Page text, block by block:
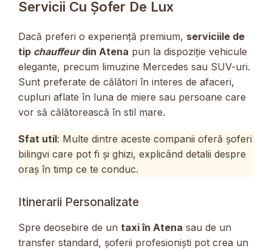
Servicii Cu Șofer De Lux
Dacă preferi o experiență premium, serviciile de
tip chauffeurdin Atena pun la dispoziție vehicule
elegante, precum limuzine Mercedes sau SUV-uri.
Sunt preferate de călători în interes de afaceri,
cupluri aflate în luna de miere sau persoane care
vor să călătorească în stil mare.
Sfat util: Multe dintre aceste companii oferă șoferi
bilingvi care pot fi și ghizi, explicând detalii despre
oraș în timp ce te conduc.
Itinerarii Personalizate
Spre deosebire de un taxi în Atena sau de un
transfer standard, șoferii profesioniști pot crea un